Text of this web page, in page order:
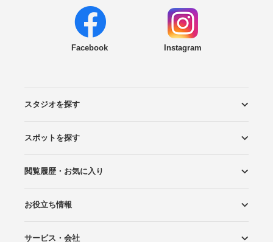
Facebook Instagram
スタジオを探す
エリアから探す
こだわりから探す
NEW PHOTO STYLE
プランから探す
フォトタイプ診断
フォトグラファーから探す
国内リゾートから探す
スポットを探す
ロケーションから探す
スタジオから探す
閲覧履歴・お気に入り
閲覧スタジオ
お気に入り
お役立ち情報
Wedding Photo マガジン
はじめてガイド
サービス・会社